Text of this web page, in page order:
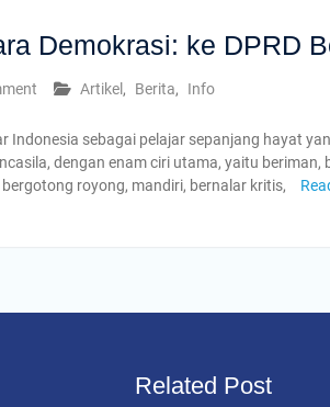
Demokrasi: ke DPRD
Artikel , Berita, Info
Indonesia sebagai pelajar sepanjang hayat
dengan enam ciri utama, yaitu beriman,
royong, mandiri, bernalar kritis,
Related Post